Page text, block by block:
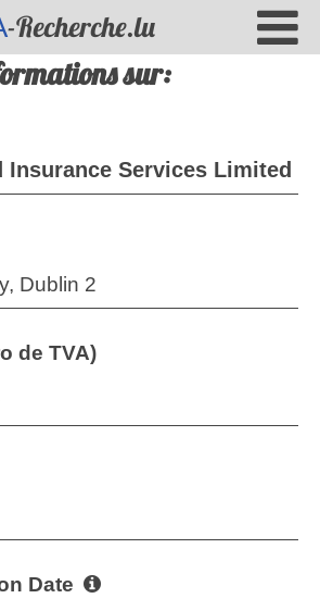
-Recherche.lu
sur:
Insurance Services Limited
Dublin 2
de TVA)
Date